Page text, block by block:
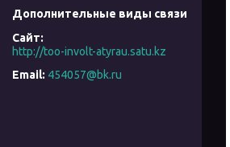
http://too-involt-atyrau.satu.kz
454057@bk.ru